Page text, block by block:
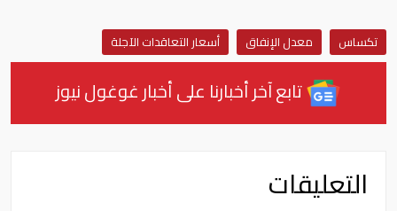
تكساس معدل الإنفاق أسعار التعاقدات الآجلة
تابع آخر أخبارنا على أخبار غوغول نيوز
التعليقات